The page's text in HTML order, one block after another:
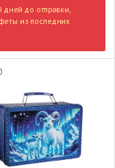
дней до отправки,
из последних